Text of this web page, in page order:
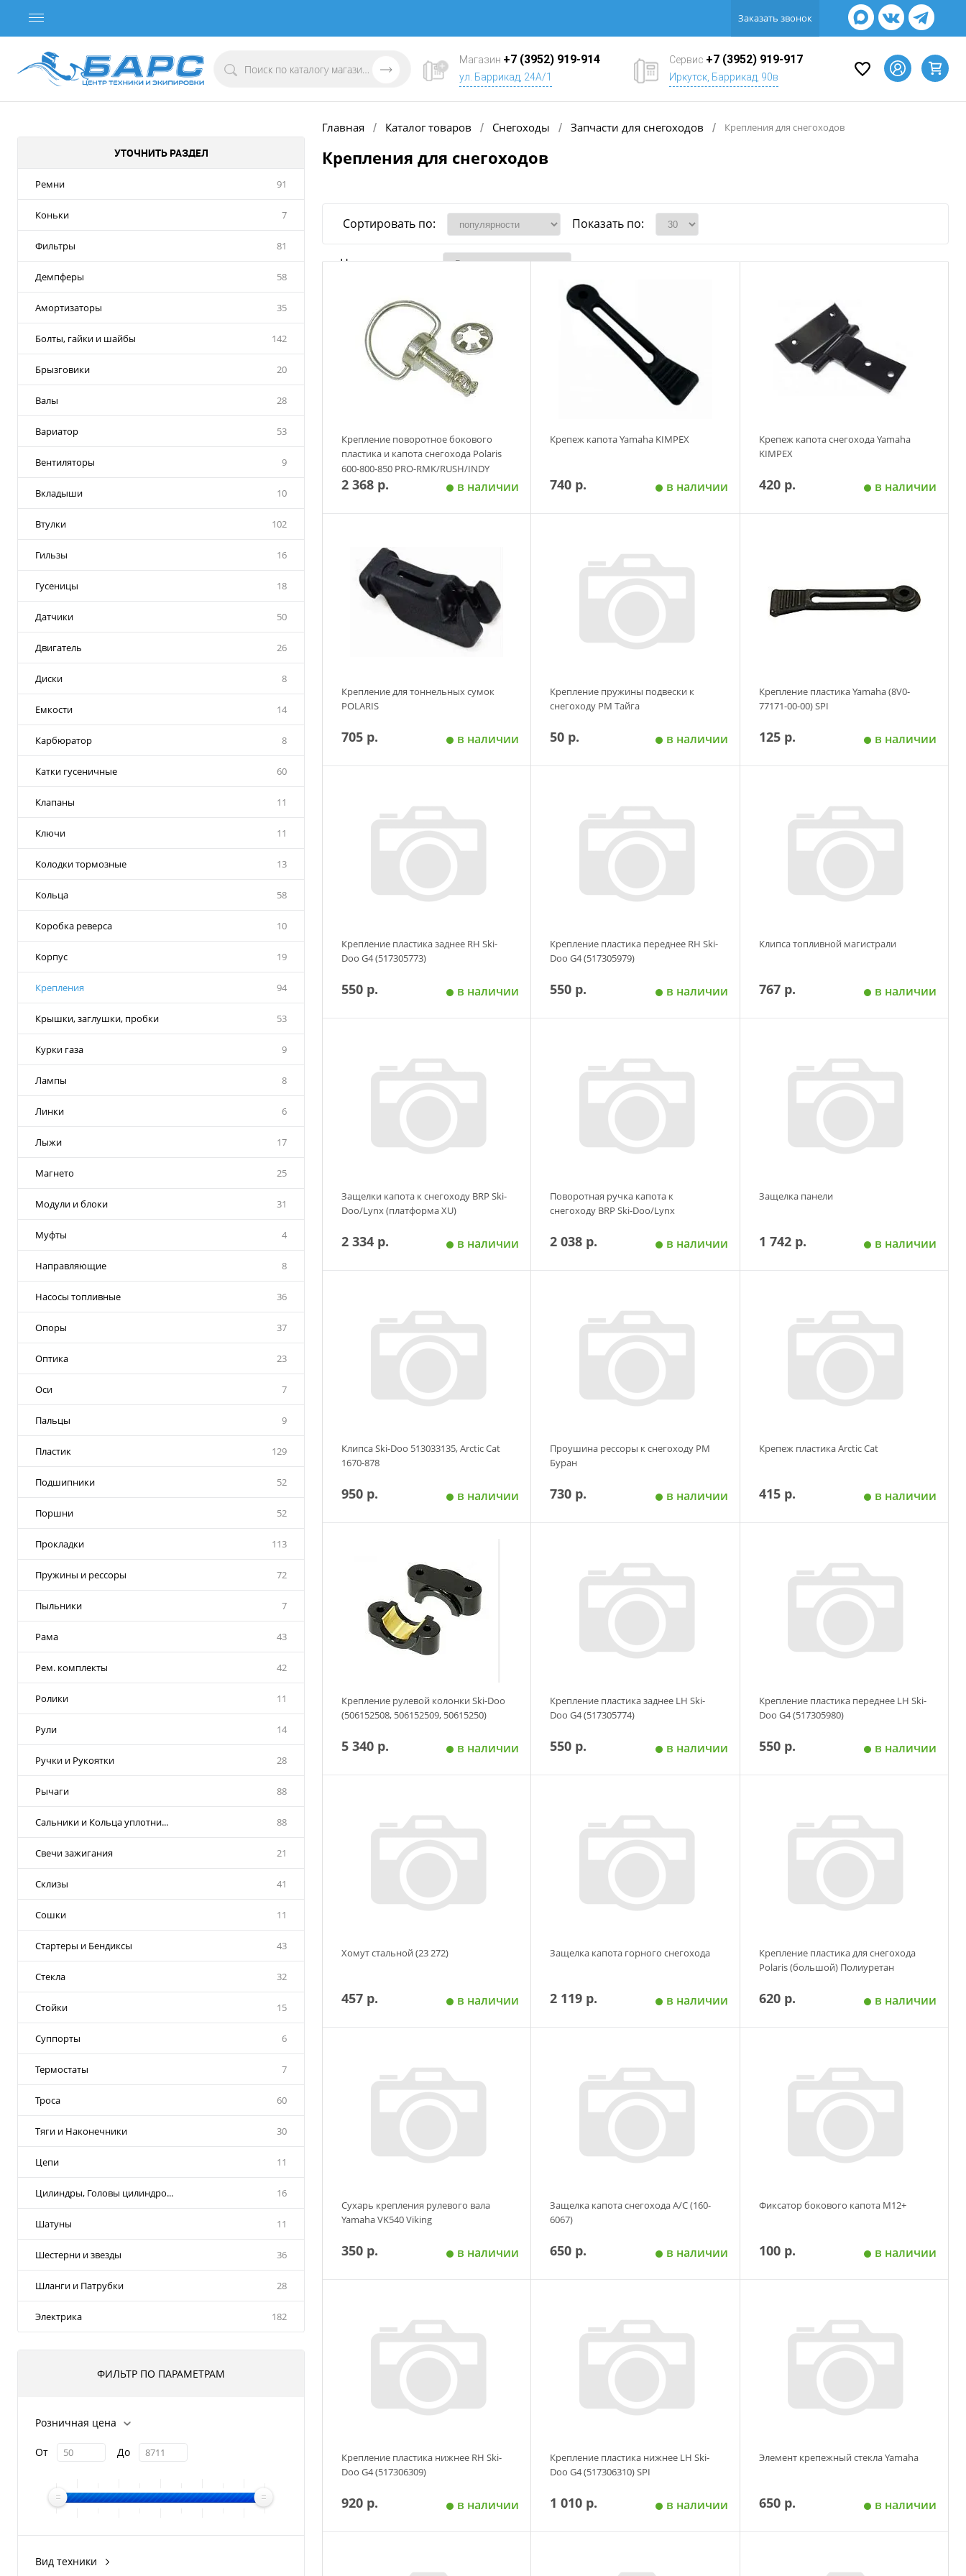
Заказать звонок
Магазин +7 (3952) 919-914
ул. Баррикад, 24А/1
Сервис +7 (3952) 919-917
Иркутск, Баррикад, 90в
УТОЧНИТЬ РАЗДЕЛ
Ремни 91
Коньки 7
Фильтры 81
Демпферы 58
Амортизаторы 35
Болты, гайки и шайбы 142
Брызговики 20
Валы 28
Вариатор 53
Вентиляторы 9
Вкладыши 10
Втулки 102
Гильзы 16
Гусеницы 18
Датчики 50
Двигатель 26
Диски 8
Емкости 14
Карбюратор 8
Катки гусеничные 60
Клапаны 11
Ключи 11
Колодки тормозные 13
Кольца 58
Коробка реверса 10
Корпус 19
Крепления 94
Крышки, заглушки, пробки 53
Курки газа 9
Лампы 8
Линки 6
Лыжи 17
Магнето 25
Модули и блоки 31
Муфты 4
Направляющие 8
Насосы топливные 36
Опоры 37
Оптика 23
Оси 7
Пальцы 9
Пластик 129
Подшипники 52
Поршни 52
Прокладки 113
Пружины и рессоры 72
Пыльники 7
Рама 43
Рем. комплекты 42
Ролики 11
Рули 14
Ручки и Рукоятки 28
Рычаги 88
Сальники и Кольца уплотни... 88
Свечи зажигания 21
Склизы 41
Сошки 11
Стартеры и Бендиксы 43
Стекла 32
Стойки 15
Суппорты 6
Термостаты 7
Троса 60
Тяги и Наконечники 30
Цепи 11
Цилиндры, Головы цилиндро... 16
Шатуны 11
Шестерни и звезды 36
Шланги и Патрубки 28
Электрика 182
ФИЛЬТР ПО ПАРАМЕТРАМ
Розничная цена
От До
Вид техники
Главная / Каталог товаров / Снегоходы / Запчасти для снегоходов / Крепления для снегоходов
Крепления для снегоходов
Сортировать по: Показать по:
Наличие товара
Крепление поворотное бокового
пластика и капота снегохода Polaris
600-800-850 PRO-RMK/RUSH/INDY
2 368 р. в наличии
Крепеж капота Yamaha KIMPEX
740 р. в наличии
Крепеж капота снегохода Yamaha
KIMPEX
420 р. в наличии
Крепление для тоннельных сумок
POLARIS
705 р. в наличии
Крепление пружины подвески к
снегоходу РМ Тайга
50 р. в наличии
Крепление пластика Yamaha (8V0-
77171-00-00) SPI
125 р. в наличии
Крепление пластика заднее RH Ski-
Doo G4 (517305773)
550 р. в наличии
Крепление пластика переднее RH Ski-
Doo G4 (517305979)
550 р. в наличии
Клипса топливной магистрали
767 р. в наличии
Защелки капота к снегоходу BRP Ski-
Doo/Lynx (платформа XU)
2 334 р. в наличии
Поворотная ручка капота к
снегоходу BRP Ski-Doo/Lynx
2 038 р. в наличии
Защелка панели
1 742 р. в наличии
Клипса Ski-Doo 513033135, Arctic Cat
1670-878
950 р. в наличии
Проушина рессоры к снегоходу РМ
Буран
730 р. в наличии
Крепеж пластика Arctic Cat
415 р. в наличии
Крепление рулевой колонки Ski-Doo
(506152508, 506152509, 50615250)
5 340 р. в наличии
Крепление пластика заднее LH Ski-
Doo G4 (517305774)
550 р. в наличии
Крепление пластика переднее LH Ski-
Doo G4 (517305980)
550 р. в наличии
Хомут стальной (23 272)
457 р. в наличии
Защелка капота горного снегохода
2 119 р. в наличии
Крепление пластика для снегохода
Polaris (большой) Полиуретан
620 р. в наличии
Сухарь крепления рулевого вала
Yamaha VK540 Viking
350 р. в наличии
Защелка капота снегохода A/C (160-
6067)
650 р. в наличии
Фиксатор бокового капота М12+
100 р. в наличии
Крепление пластика нижнее RH Ski-
Doo G4 (517306309)
920 р. в наличии
Крепление пластика нижнее LH Ski-
Doo G4 (517306310) SPI
1 010 р. в наличии
Элемент крепежный стекла Yamaha
650 р. в наличии